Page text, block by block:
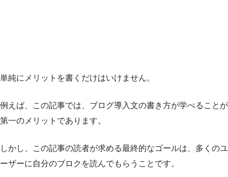
単純にメリットを書くだけはいけません。
例えば、この記事では、ブログ導入文の書き方が学べることが
第一のメリットであります。
しかし、この記事の読者が求める最終的なゴールは、多くのユ
ーザーに自分のブロクを読んでもらうことです。